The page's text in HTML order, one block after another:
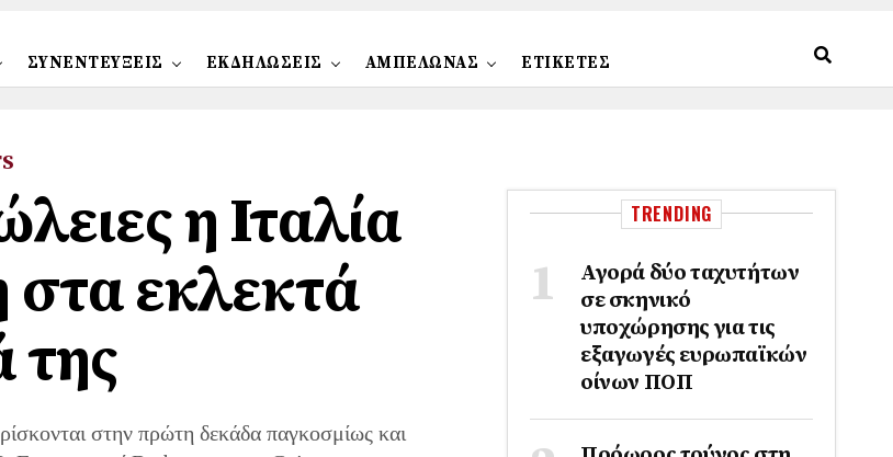
ΣΥΝΕΝΤΕΥΞΕΙΣ ΕΚΔΗΛΩΣΕΙΣ ΑΜΠΕΛΩΝΑΣ ΕΤΙΚΕΤΕΣ
η Ιταλία
εκλεκτά
της
στην πρώτη δεκάδα παγκοσμίως και
TRENDING
Αγορά δύο ταχυτήτων
σε σκηνικό
υποχώρησης για τις
εξαγωγές ευρωπαϊκών
οίνων ΠΟΠ